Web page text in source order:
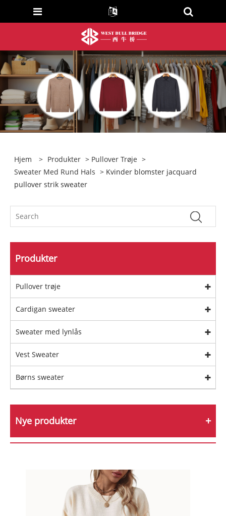
Hjem > Produkter > Pullover Trøje >
Sweater Med Rund Hals > Kvinder blomster jacquard
pullover strik sweater
Produkter
Pullover trøje
Cardigan sweater
Sweater med lynlås
Vest Sweater
Børns sweater
Nye produkter